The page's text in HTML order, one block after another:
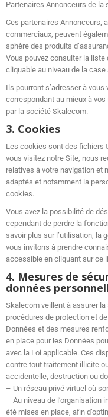
Partenaires Annonceurs de la
Ces partenaires Annonceurs,
commerciaux, peuvent
sphère des produits
Vous pouvez consulter la
cliquable au niveau de la
Ils pourront s’adresser à
correspondant au mieux à
par la société Skalecom.
3. Cookies
Les cookies sont des fichiers
vous visitez notre Site, nous
relatives à votre navigation et
adaptés et notamment la
cookies.
Vous avez la possibilité de
cependant de perdre la
savoir plus sur l’utilisation, la
vous invitons à prendre
accessible en cliquant sur ce
4. Mesures de
données
Skalecom veillent à assurer
procédures de protection et
Données et des mesures
en place pour les Données
avec la Loi applicable. Ces
contre tout traitement illicite
accidentelle, destruction ou
– Un réseau privé virtuel où
– Au niveau de l’organisation
été mises en place, afin